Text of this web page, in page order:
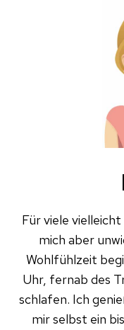
Für viele
mich aber
Wohlfühlzeit
Uhr, fernab des
schlafen. Ich
mir selbst ein